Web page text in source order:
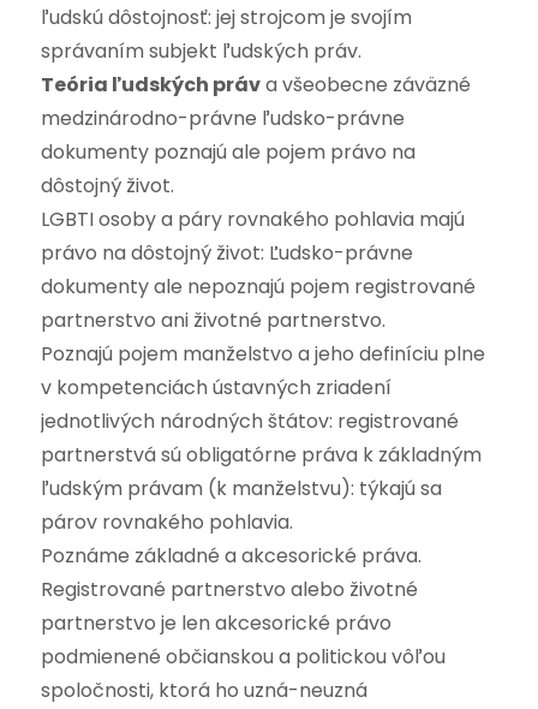
ľudskú dôstojnosť: jej strojcom je svojím
správaním subjekt ľudských práv.
Teória ľudských práva všeobecne záväzné
medzinárodno-právne ľudsko-právne
dokumenty poznajú ale pojem právo na
dôstojný život.
LGBTI osoby a páry rovnakého pohlavia majú
právo na dôstojný život: Ľudsko-právne
dokumenty ale nepoznajú pojem registrované
partnerstvo ani životné partnerstvo.
Poznajú pojem manželstvo a jeho definíciu plne
v kompetenciách ústavných zriadení
jednotlivých národných štátov: registrované
partnerstvá sú obligatórne práva k základným
ľudským právam (k manželstvu): týkajú sa
párov rovnakého pohlavia.
Poznáme základné a akcesorické práva.
Registrované partnerstvo alebo životné
partnerstvo je len akcesorické právo
podmienené občianskou a politickou vôľou
spoločnosti, ktorá ho uzná-neuzná